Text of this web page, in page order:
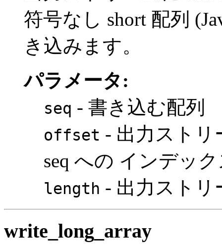
符号なし short 配列
き込みます。
パラメータ:
seq - 書き込む配列
offset - 出力ストリ
seq への インデッ
length - 出力ストリ
write_long_array